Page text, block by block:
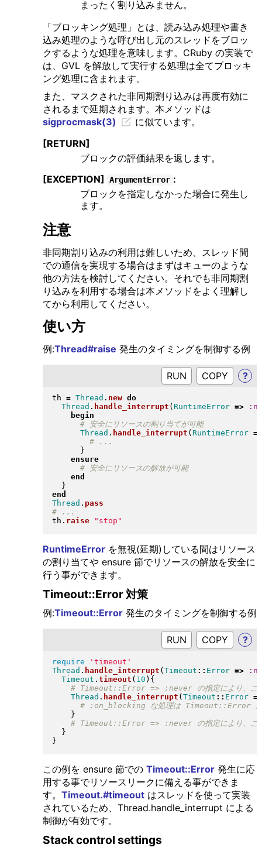
まったく割り込みません。
「ブロッキング処理」とは、読み込み処理や書き
込み処理のような呼び出し元のスレッドをブロッ
クするような処理を意味します。CRuby の実装で
は、GVL を解放して実行する処理は全てブロッキ
ング処理に含まれます。
また、マスクされた非同期割り込みは再度有効に
されるまで延期されます。本メソッドは
sigprocmask(3)
に似ています。
[RETURN]
ブロックの評価結果を返します。
[EXCEPTION]
ArgumentError :
ブロックを指定しなかった場合に発生し
ます。
注意
非同期割り込みの利用は難しいため、スレッド間
での通信を実現する場合はまずはキューのような
他の方法を検討してください。それでも非同期割
り込みを利用する場合は本メソッドをよく理解し
てから利用してください。
使い方
例:Thread#raise 発生のタイミングを制御する例
RUN ?
th = Thread . new do
Thread . handle_interrupt ( RuntimeError =>
begin
# 安全にリソースの割り当てが可能
Thread . handle_interrupt ( RuntimeError =>
}
ensure
# 安全にリソースの解放が可能
end
}
end
Thread . pass
th . raise " stop "
RuntimeErrorを無視(延期)している間はリソース
の割り当てや ensure 節でリソースの解放を安全に
行う事ができます。
Timeout::Error 対策
例:Timeout::Error発生のタイミングを制御する例
RUN ?
require
'timeout'
Thread . handle_interrupt ( Timeout :: Error =>
Timeout . timeout ( 10 ) {
Thread . handle_interrupt ( Timeout :: Error =>
}
}
}
この例を ensure 節での Timeout::Error発生に応
用する事でリソースリークに備える事ができま
す。 Timeout.#timeoutはスレッドを使って実装
されているため、Thread.handle_interrupt による
制御が有効です。
Stack control settings